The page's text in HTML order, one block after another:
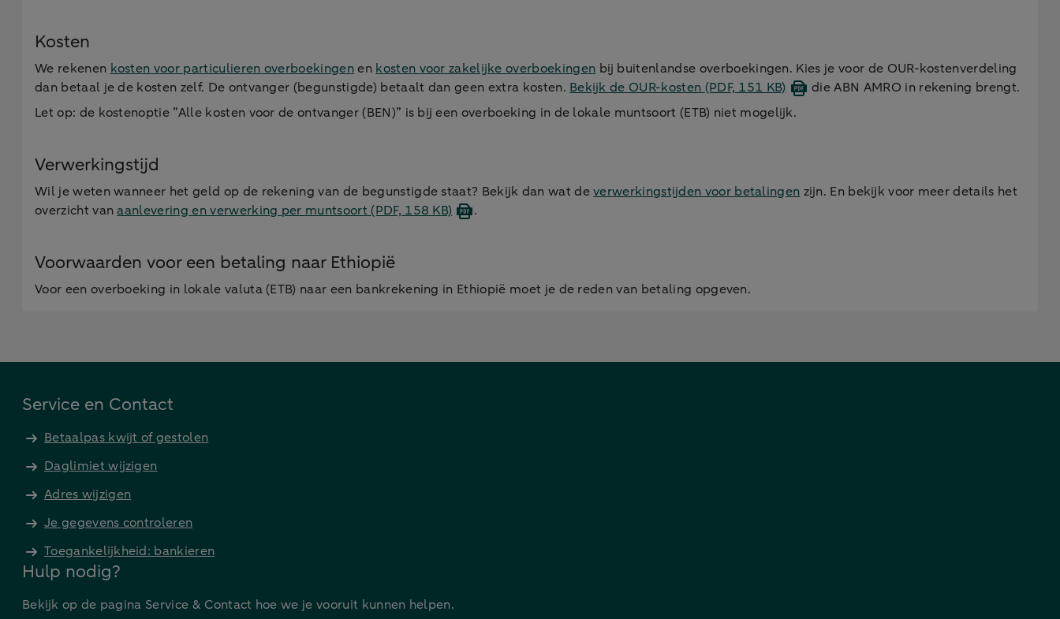
Kosten
We rekenen kosten voor particulieren overboekingenen kosten voor zakelijke overboekingen bij buitenlandse overboekingen. Kies je voor de OUR-kostenverdeling
dan betaal je de kosten zelf. De ontvanger (begunstigde) betaalt dan geen extra kosten. Bekijk de OUR-kosten (PDF, 151 KB)
die ABN AMRO in rekening brengt.
Let op: de kostenoptie ”Alle kosten voor de ontvanger (BEN)” is bij een overboeking in de lokale muntsoort (ETB) niet mogelijk.
Verwerkingstijd
Wil je weten wanneer het geld op de rekening van de begunstigde staat? Bekijk dan wat deverwerkingstijden voor betalingen zijn. En bekijk voor meer details het
overzicht vanaanlevering en verwerking per muntsoort(PDF, 158 KB) .
Voorwaarden voor een betaling naar Ethiopië
Voor een overboeking in lokale valuta (ETB) naar een bankrekening in Ethiopië moet je de reden van betaling opgeven.
Service en Contact
Betaalpas kwijt of gestolen
Daglimiet wijzigen
Adres wijzigen
Je gegevens controleren
Toegankelijkheid: bankieren
Hulp nodig?
Bekijk op de pagina Service & Contact hoe we je vooruit kunnen helpen.